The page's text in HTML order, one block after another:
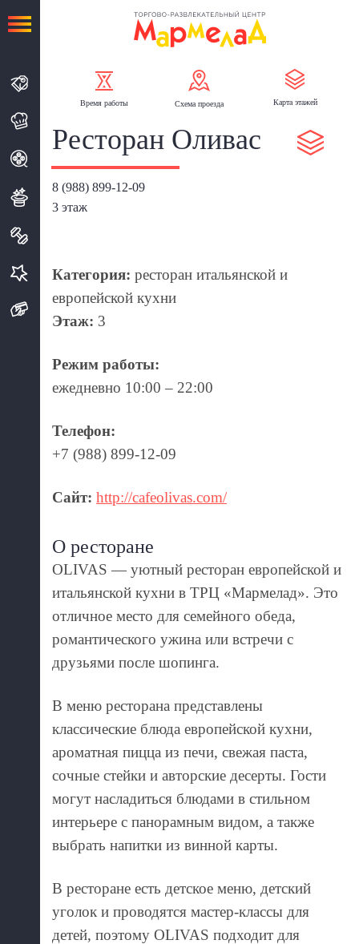
Время работы Схемапроезда Карта этажей
Ресторан Оливас
8 (988) 899-12-09
3 этаж
Категория: ресторан итальянской и
европейской кухни
Этаж: 3
Режим работы:
ежедневно 10:00 – 22:00
Телефон:
+7 (988) 899-12-09
Сайт: http://cafeolivas.com/
О ресторане
OLIVAS — уютный ресторан европейской и
итальянской кухни в ТРЦ «Мармелад». Это
отличное место для семейного обеда,
романтического ужина или встречи с
друзьями после шопинга.
В меню ресторана представлены
классические блюда европейской кухни,
ароматная пицца из печи, свежая паста,
сочные стейки и авторские десерты. Гости
могут насладиться блюдами в стильном
интерьере с панорамным видом, а также
выбрать напитки из винной карты.
В ресторане есть детское меню, детский
уголок и проводятся мастер-классы для
детей, поэтому OLIVAS подходит для